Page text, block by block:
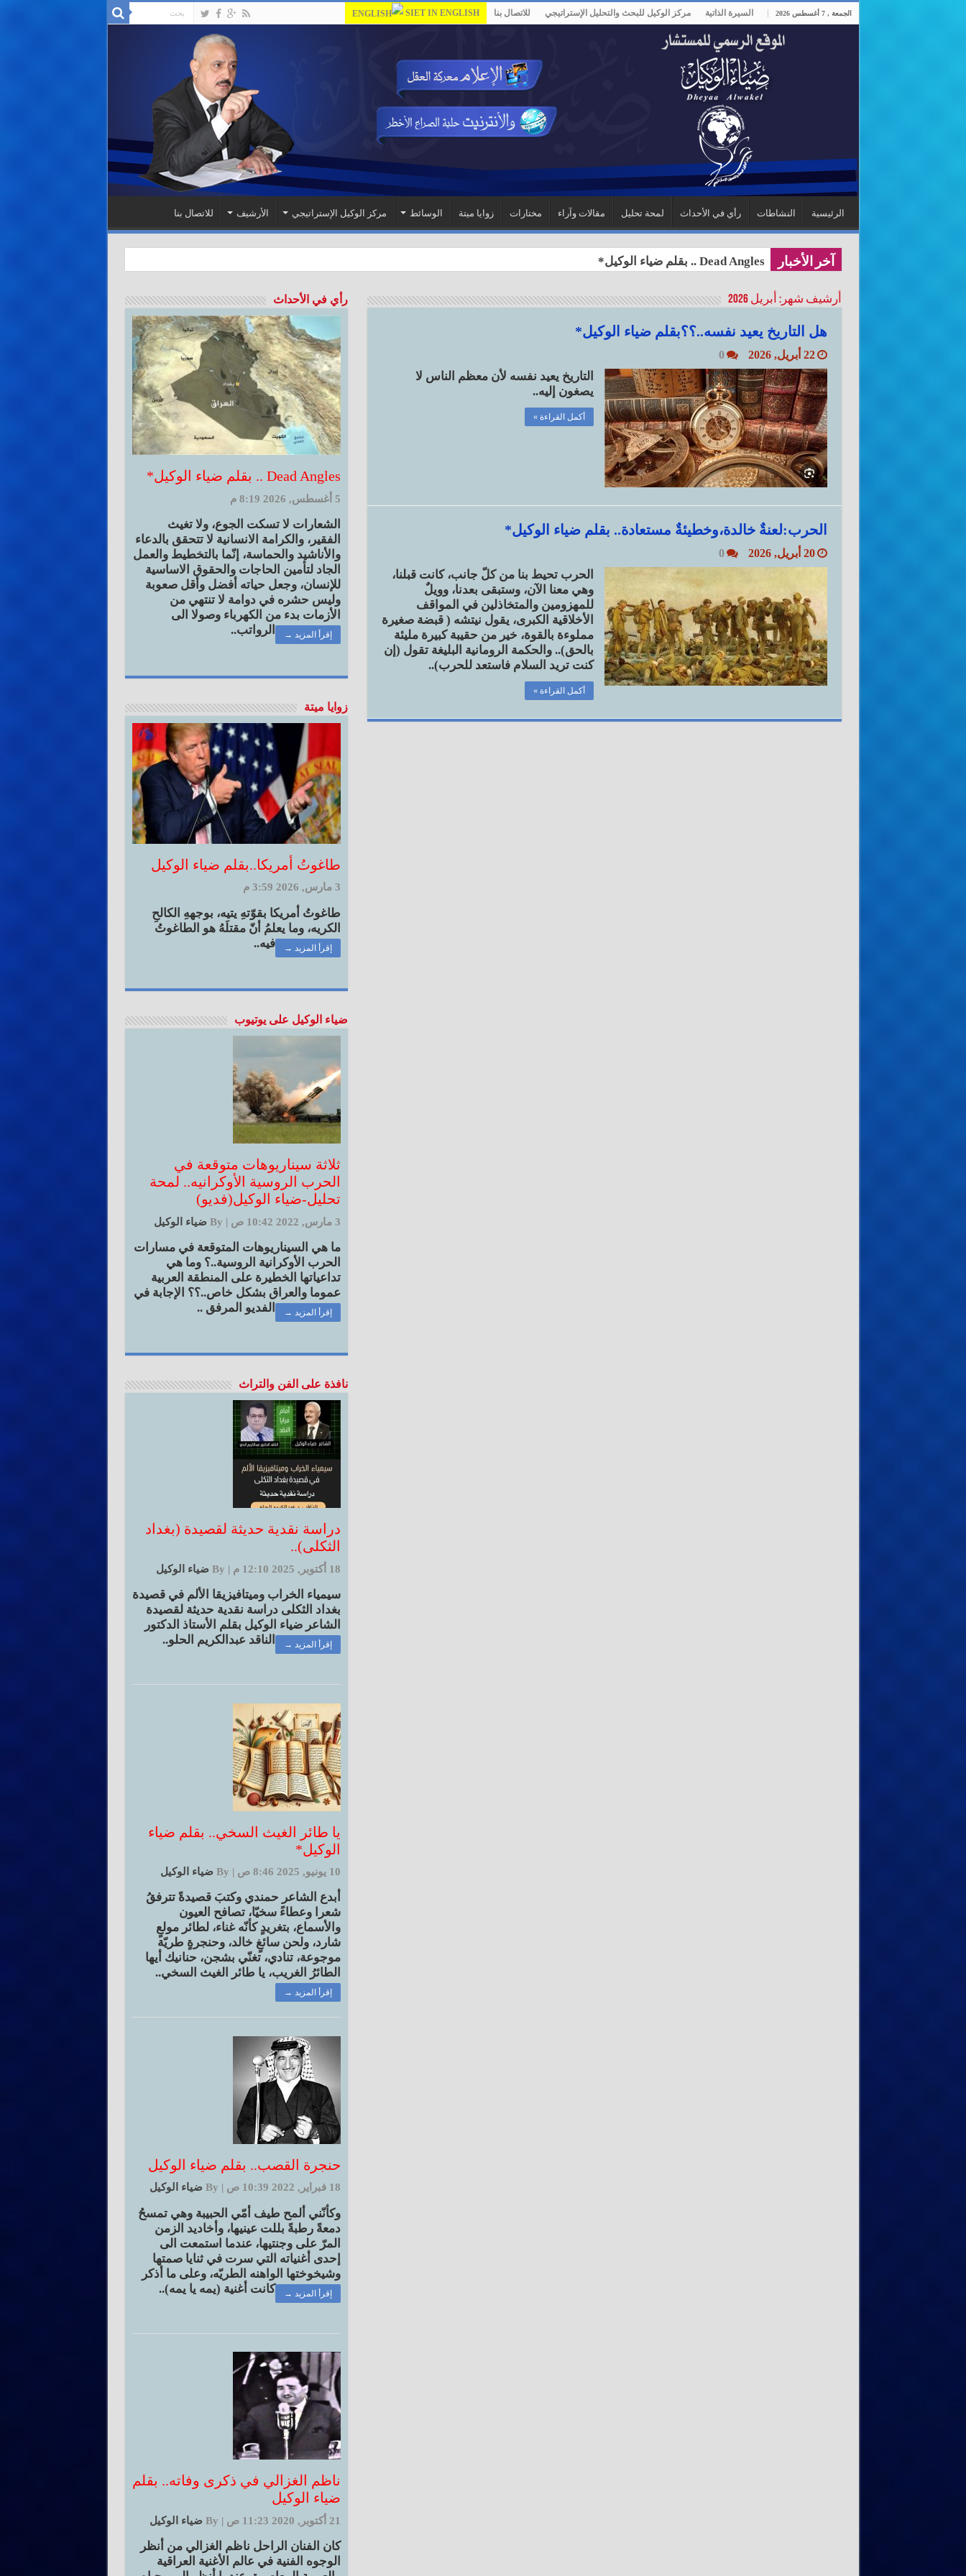
الجمعة , 7 أغسطس 2026 السيرة الذاتية مركز الوكيل للبحث والتحليل الإستراتيجي للاتصال بنا SIET IN ENGLISH
الرئيسية النشاطات رأي في الأحداث لمحة تحليل مقالات وآراء مختارات زوايا ميتة الوسائط مركز الوكيل الإستراتيجي الأرشيف للاتصال بنا
آخر الأخبار Dead Angles .. بقلم ضياء الوكيل*
أرشيف شهر: أبريل 2026
هل التاريخ يعيد نفسه..؟؟بقلم ضياء الوكيل*
22 أبريل, 2026 0
التاريخ يعيد نفسه لأن معظم الناس لا
يصغون إليه..
أكمل القراءة »
الحرب:لعنةٌ خالدة،وخطيئةٌ مستعادة.. بقلم ضياء الوكيل*
20 أبريل, 2026 0
الحرب تحيط بنا من كلّ جانب، كانت قبلنا،
وهي معنا الآن، وستبقى بعدنا، وويلٌ
للمهزومين والمتخاذلين في المواقف
الأخلاقية الكبرى، يقول نيتشه ( قبضة صغيرة
مملوءة بالقوة، خير من حقيبة كبيرة مليئة
بالحق).. والحكمة الرومانية البليغة تقول (إن
كنت تريد السلام فاستعد للحرب)..
أكمل القراءة »
رأي في الأحداث
Dead Angles .. بقلم ضياء الوكيل*
5 أغسطس, 2026 8:19 م
الشعارات لا تسكت الجوع، ولا تغيث
الفقير، والكرامة الانسانية لا تتحقق بالدعاء
والأناشيد والحماسة، إنّما بالتخطيط والعمل
الجاد لتأمين الحاجات والحقوق الاساسية
للإنسان، وجعل حياته أفضل وأقل صعوبة
وليس حشره في دوامة لا تنتهي من
الأزمات بدء من الكهرباء وصولا الى
الرواتب..
إقرأ المزيد →
زوايا ميتة
طاغوتُ أمريكا..بقلم ضياء الوكيل
3 مارس, 2026 3:59 م
طاغوتُ أمريكا بقوّتهِ يتيه، بوجههِ الكالحِ
الكريه، وما يعلمُ أنّ مقتلَهُ هو الطاغوتُ
فيه..
إقرأ المزيد →
ضياء الوكيل على يوتيوب
ثلاثة سيناريوهات متوقعة في
الحرب الروسية الأوكرانيه.. لمحة
تحليل-ضياء الوكيل(فديو)
3 مارس, 2022 10:42 ص |
By ضياء الوكيل
ما هي السيناريوهات المتوقعة في مسارات
الحرب الأوكرانية الروسية..؟ وما هي
تداعياتها الخطيرة على المنطقة العربية
عموما والعراق بشكل خاص..؟؟ الإجابة في
الفديو المرفق ..
إقرأ المزيد →
نافذة على الفن والتراث
دراسة نقدية حديثة لقصيدة (بغداد
الثكلى)..
18 أكتوبر, 2025 12:10 م |
By ضياء الوكيل
سيمياء الخراب وميتافيزيقا الألم في قصيدة
بغداد الثكلى دراسة نقدية حديثة لقصيدة
الشاعر ضياء الوكيل بقلم الأستاذ الدكتور
الناقد عبدالكريم الحلو..
إقرأ المزيد →
يا طائر الغيث السخي.. بقلم ضياء
الوكيل*
10 يونيو, 2025 8:46 ص |
By ضياء الوكيل
أبدع الشاعر حمندي وكتبَ قصيدةً تترفقُ
شعرا وعطاءً سخيّا، تصافح العيون
والأسماع، بتغريدٍ كأنّه غناء، لطائر مولعٍ
شارد، ولحن سائغٍ خالد، وحنجرةٍ طريّة
موجوعة، تنادي، تغنّي بشجن، حنانيك أيها
الطائرُ الغريب، يا طائر الغيث السخي..
إقرأ المزيد →
حنجرة القصب.. بقلم ضياء الوكيل
18 فبراير, 2022 10:39 ص |
By ضياء الوكيل
وكأنّني ألمح طيف أمّي الحبيبة وهي تمسحُ
دمعةً رطبةً بللت عينيها، وأخاديد الزمن
المرّ على وجنتيها، عندما استمعت الى
إحدى أغنياته التي سرت في ثنايا صمتها
وشيخوختها الواهنه الطريّه، وعلى ما أذكر
كانت أغنية (يمه يا يمه)..
إقرأ المزيد →
ناظم الغزالي في ذكرى وفاته.. بقلم
ضياء الوكيل
21 أكتوبر, 2020 11:23 ص |
By ضياء الوكيل
كان الفنان الراحل ناظم الغزالي من أنظر
الوجوه الفنية في عالم الأغنية العراقية